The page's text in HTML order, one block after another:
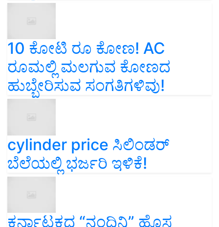
10 ಕೋಟಿ ರೂ ಕೋಣ! AC
ರೂಮಲ್ಲಿ ಮಲಗುವ ಕೋಣದ
ಹುಬ್ಬೇರಿಸುವ ಸಂಗತಿಗಳಿವು!
cylinder price ಸಿಲಿಂಡರ್‌
ಬೆಲೆಯಲ್ಲಿ ಭರ್ಜರಿ ಇಳಿಕೆ!
ಕರ್ನಾಟಕದ “ನಂದಿನಿ” ಹೊಸ